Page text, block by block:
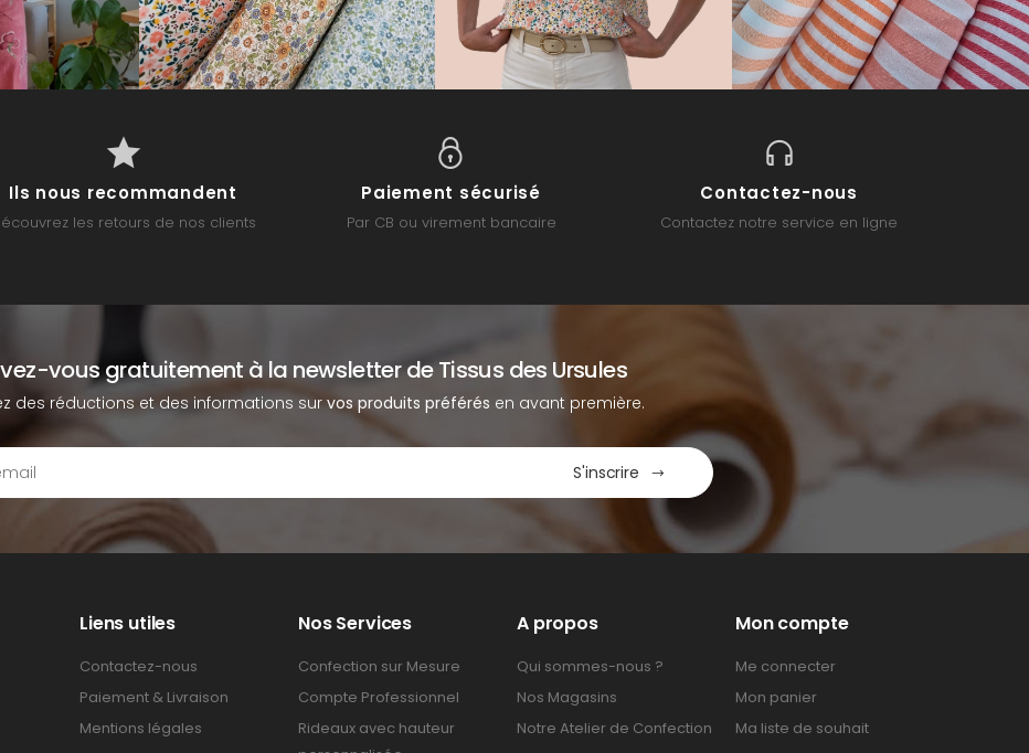
Ils nous recommandent
les retours de nos clients
Paiement sécurisé
Par CB ou virement bancaire
Contactez-nous
Contactez notre service en ligne
vous gratuitement à la newsletter de Tissus des Ursules
des réductions et des informations survos produits préférés en avant première.
S'inscrire
Liens utiles
Contactez-nous
Paiement & Livraison
Mentions légales
Nos Services
Confection sur Mesure
Compte Professionnel
Rideaux avec hauteur
A propos
Qui sommes-nous ?
Nos Magasins
Notre Atelier de Confection
Mon compte
Me connecter
Mon panier
Ma liste de souhait